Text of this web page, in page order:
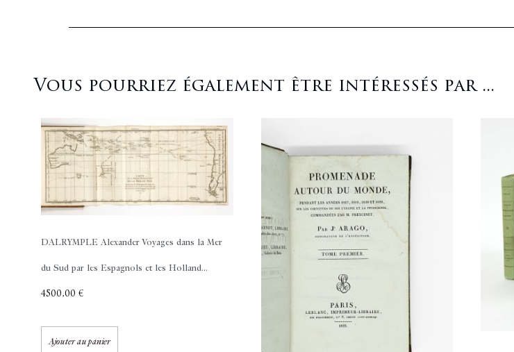
Vous pourriez également être intéressés par ...
DALRYMPLE Alexander Voyages dans la Mer
du Sud par les Espagnols et les Holland...
4500,00 €
Ajouter au panier